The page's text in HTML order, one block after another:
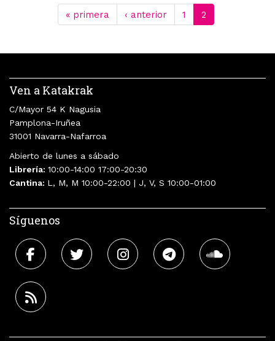
« primera ‹ anterior 1 2
Ven a Katakrak
C/Mayor 54 K Nagusia
Pamplona-Iruñea
31001 Navarra-Nafarroa
Abierto de lunes a sábado
Librería: 10:00-14:00 17:00-20:30
Cantina: L, M, M 10:00-22:00 | J, V, S 10:00-01:00
Síguenos